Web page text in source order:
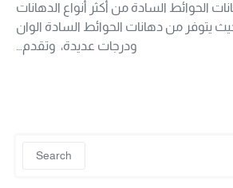
الحوائط السادة من أكثر أنواع الدهانات
يتوفر من دهانات الحوائط السادة الوان
ودرجات عديدة، وتقدم…
Search